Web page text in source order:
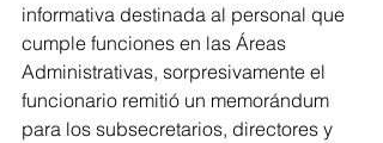
informativa destinada al personal que
cumple funciones en las Áreas
Administrativas, sorpresivamente el
funcionario remitió un memorándum
para los subsecretarios, directores y